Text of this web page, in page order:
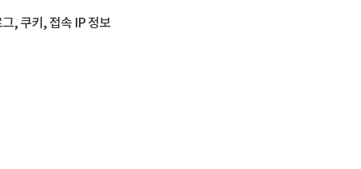
, 쿠키, 접속 IP 정보